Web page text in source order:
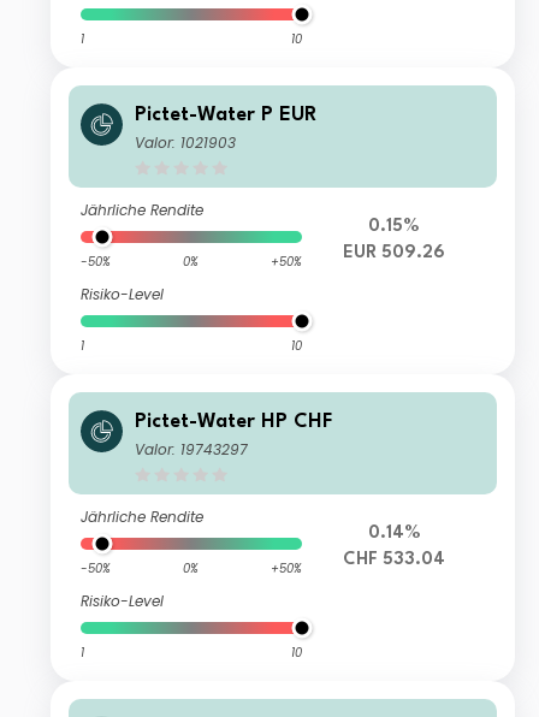
1 10
Pictet-Water P EUR
Valor: 1021903
Jährliche Rendite
-50% 0% +50%
Risiko-Level
1 10
0.15%
EUR 509.26
Pictet-Water HP CHF
Valor: 19743297
Jährliche Rendite
-50% 0% +50%
Risiko-Level
1 10
0.14%
CHF 533.04